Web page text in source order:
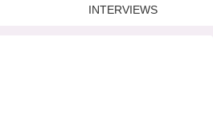
INTERVIEWS